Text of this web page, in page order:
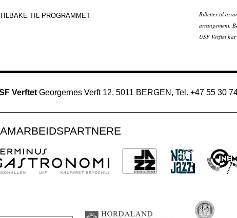
TILBAKE TIL PROGRAMMET
Billetter til
arrangement.
USF Verftet
Verftet Georgernes Verft 12, 5011 BERGEN, Tel. +47 55 30